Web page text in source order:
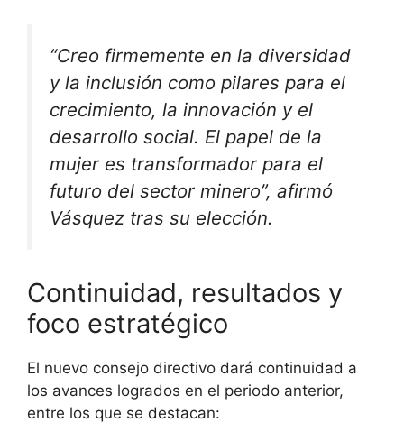
“Creo firmemente en la diversidad
y la inclusión como pilares para el
crecimiento, la innovación y el
desarrollo social. El papel de la
mujer es transformador para el
futuro del sector minero”, afirmó
Vásquez tras su elección.
Continuidad, resultados y
foco estratégico
El nuevo consejo directivo dará continuidad a
los avances logrados en el periodo anterior,
entre los que se destacan: